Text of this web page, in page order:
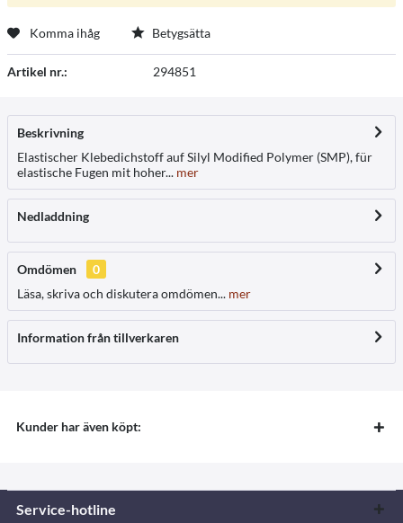
Komma ihåg Betygsätta
Artikel nr.: 294851
Beskrivning
Elastischer Klebedichstoff auf Silyl Modified Polymer (SMP), für
elastische Fugen mit hoher... mer
Nedladdning
Omdömen
0
Läsa, skriva och diskutera omdömen... mer
Information från tillverkaren
Kunder har även köpt:
Service-hotline